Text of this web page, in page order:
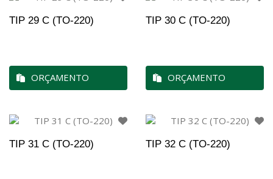
TIP 29 C (TO-220)
ORÇAMENTO
TIP 30 C (TO-220)
ORÇAMENTO
TIP 31 C (TO-220) TIP 32 C (TO-220)